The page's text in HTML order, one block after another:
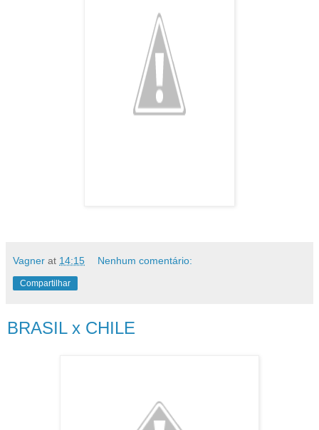
Vagner at 14:15 Nenhum comentário:
Compartilhar
BRASIL x CHILE